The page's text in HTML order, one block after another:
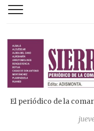
El periódico de la